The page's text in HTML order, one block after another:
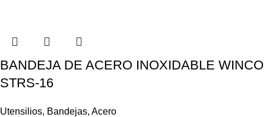
BANDEJA DE ACERO INOXIDABLE WINCO
STRS-16
Utensilios, Bandejas, Acero